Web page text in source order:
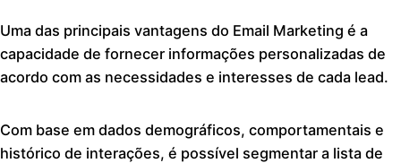
Uma das principais vantagens do Email Marketing é a
capacidade de fornecer informações personalizadas de
acordo com as necessidades e interesses de cada lead.
Com base em dados demográficos, comportamentais e
histórico de interações, é possível segmentar a lista de